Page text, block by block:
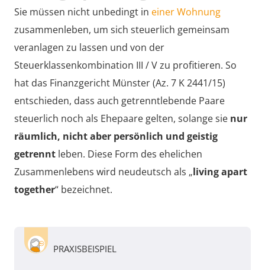
Sie müssen nicht unbedingt in einer Wohnung
zusammenleben, um sich steuerlich gemeinsam
veranlagen zu lassen und von der
Steuerklassenkombination III / V zu profitieren. So
hat das Finanzgericht Münster (Az. 7 K 2441/15)
entschieden, dass auch getrenntlebende Paare
steuerlich noch als Ehepaare gelten, solange sie nur
räumlich, nicht aber persönlich und geistig
getrennt leben. Diese Form des ehelichen
Zusammenlebens wird neudeutsch als „living apart
together“ bezeichnet.
PRAXISBEISPIEL